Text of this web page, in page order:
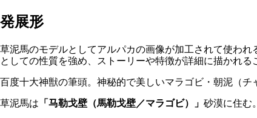
発展形
草泥馬のモデルとしてアルパカの画像が加工されて使わ
としての性質を強め、ストーリーや特徴が詳細に描かれる
百度十大神獣の筆頭。神秘的で美しいマラゴビ・朝泥（
草泥馬は 「马勒戈壁（馬勒戈壁／マラゴビ）」 砂漠に住む